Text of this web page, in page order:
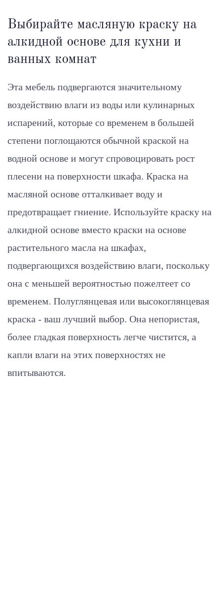
Выбирайте масляную краску на
алкидной основе для кухни и
ванных комнат
Эта мебель подвергаются значительному
воздействию влаги из воды или кулинарных
испарений, которые со временем в большей
степени поглощаются обычной краской на
водной основе и могут спровоцировать рост
плесени на поверхности шкафа. Краска на
масляной основе отталкивает воду и
предотвращает гниение. Используйте краску на
алкидной основе вместо краски на основе
растительного масла на шкафах,
подвергающихся воздействию влаги, поскольку
она с меньшей вероятностью пожелтеет со
временем. Полуглянцевая или высокоглянцевая
краска - ваш лучший выбор. Она непористая,
более гладкая поверхность легче чистится, а
капли влаги на этих поверхностях не
впитываются.